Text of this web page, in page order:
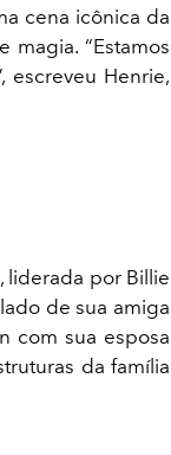
cena icônica da
“Estamos
escreveu Henrie,
liderada por Billie
de sua amiga
com sua esposa
da família